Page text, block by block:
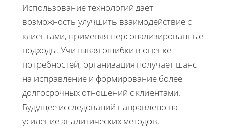
Использование технологий дает
возможность улучшить взаимодействие с
клиентами, применяя персонализированные
подходы. Учитывая ошибки в оценке
потребностей, организация получает шанс
на исправление и формирование более
долгосрочных отношений с клиентами.
Будущее исследований направлено на
усиление аналитических методов,